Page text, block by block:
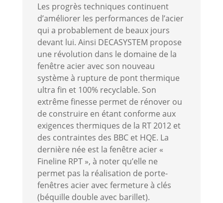
Les progrès techniques continuent
d’améliorer les performances de l’acier
qui a probablement de beaux jours
devant lui. Ainsi DECASYSTEM propose
une révolution dans le domaine de la
fenêtre acier avec son nouveau
système à rupture de pont thermique
ultra fin et 100% recyclable. Son
extrême finesse permet de rénover ou
de construire en étant conforme aux
exigences thermiques de la RT 2012 et
des contraintes des BBC et HQE. La
dernière née est la fenêtre acier «
Fineline RPT », à noter qu’elle ne
permet pas la réalisation de porte-
fenêtres acier avec fermeture à clés
(béquille double avec barillet).